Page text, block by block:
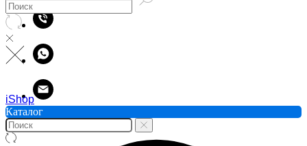
iShop
Каталог